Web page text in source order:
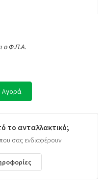
ο Φ.Π.Α.
Αγορά
το ανταλλακτικό;
σας ενδιαφέρουν